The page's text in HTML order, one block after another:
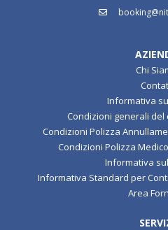
Chi
Informativa
Condizioni generali del
Condizioni Polizza
Condizioni Polizza
Informativa
Informativa Standard per
Area